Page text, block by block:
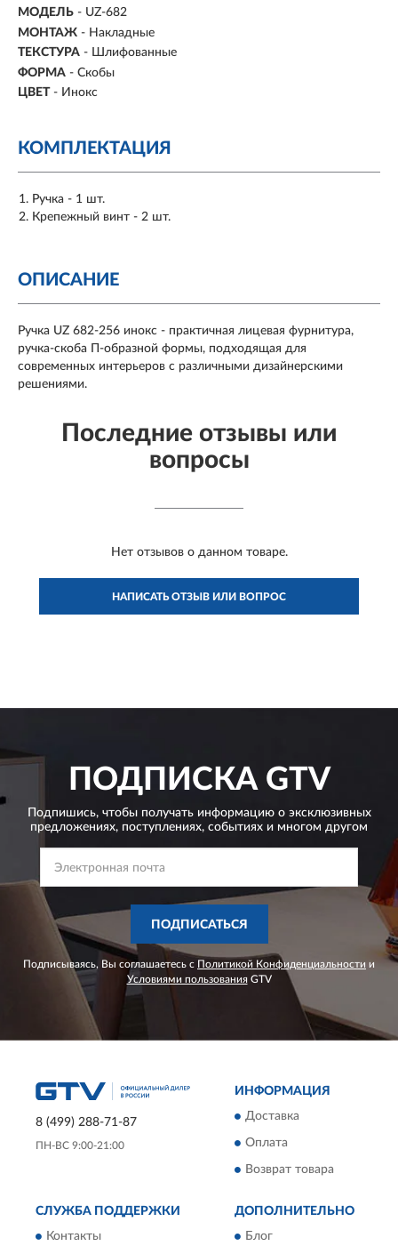
МОДЕЛЬ - UZ-682
МОНТАЖ - Накладные
ТЕКСТУРА - Шлифованные
ФОРМА - Скобы
ЦВЕТ - Инокс
КОМПЛЕКТАЦИЯ
Ручка - 1 шт.
Крепежный винт - 2 шт.
ОПИСАНИЕ
Ручка UZ 682-256 инокс - практичная лицевая фурнитура,
ручка-скоба П-образной формы, подходящая для
современных интерьеров с различными дизайнерскими
решениями.
Последние отзывы или
вопросы
Нет отзывов о данном товаре.
НАПИСАТЬ ОТЗЫВ ИЛИ ВОПРОС
ПОДПИСКАGTV
Подпишись, чтобы получать информацию о эксклюзивных
предложениях, поступлениях, событиях и многом другом
ПОДПИСАТЬСЯ
Подписываясь, Вы соглашаетесь с Политикой Конфиденциальности и
Условиями пользованияGTV
8 (499) 288-71-87
ПН-ВС 9:00-21:00
ИНФОРМАЦИЯ
Доставка
Оплата
Возврат товара
СЛУЖБА ПОДДЕРЖКИ
Контакты
ДОПОЛНИТЕЛЬНО
Блог